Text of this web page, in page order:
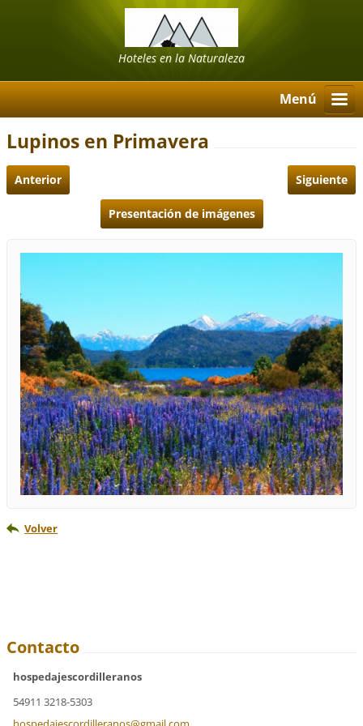
Hoteles en la Naturaleza
Menú
Lupinos en Primavera
Anterior Siguiente
Presentación de imágenes
Volver
Contacto
hospedajescordilleranos
54911 3218-5303